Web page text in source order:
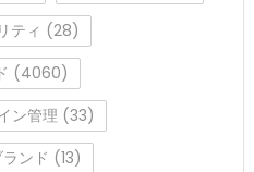
ティ (28)
(4060)
ン管理 (33)
ンド (13)